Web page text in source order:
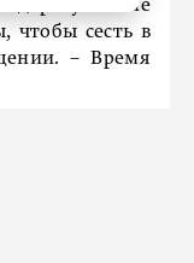
дорогу: им не
чтобы сесть в
– Время